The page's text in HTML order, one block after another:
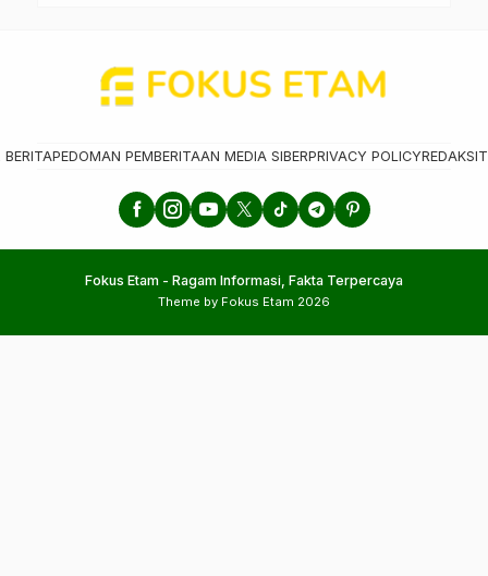
BERITAPEDOMAN PEMBERITAAN MEDIA SIBERPRIVACY POLICYREDAKSI
Fokus Etam - Ragam Informasi, Fakta Terpercaya
Theme by Fokus Etam 2026